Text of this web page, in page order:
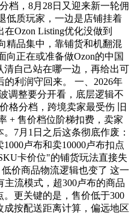
档，8月28日又迎来新一轮佣
低质玩家，一边是店铺挂着
Ozon Listing优化没做到
精品集中，靠铺货和机翻混
向正在或准备做Ozon的中国
自己站在哪一边，再给出可
利润守回来。 一、2026年
调整要分开看，底层逻辑不
格分档，跨境卖家最受伤 旧
+ 售价档位阶梯扣费，卖家
7月1日之后这条彻底作废：
卢布和卖10000卢布扣点
卡价位"的铺货玩法直接失
价商品物流逻辑也变了 这一
主流模式，超300卢布的商品
更关键的是，售价低于300
按配送距离计算，偏远地区